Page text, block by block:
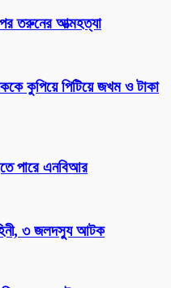
তরুনের আত্মহত্যা
কুপিয়ে পিটিয়ে জখম ও টাকা
পারে এনবিআর
৩ জলদস্যু আটক